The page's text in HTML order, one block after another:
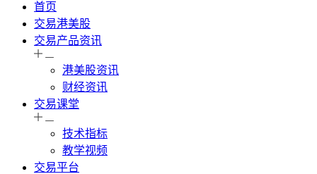
首页
交易港美股
交易产品资讯
港美股资讯
财经资讯
交易课堂
技术指标
教学视频
交易平台